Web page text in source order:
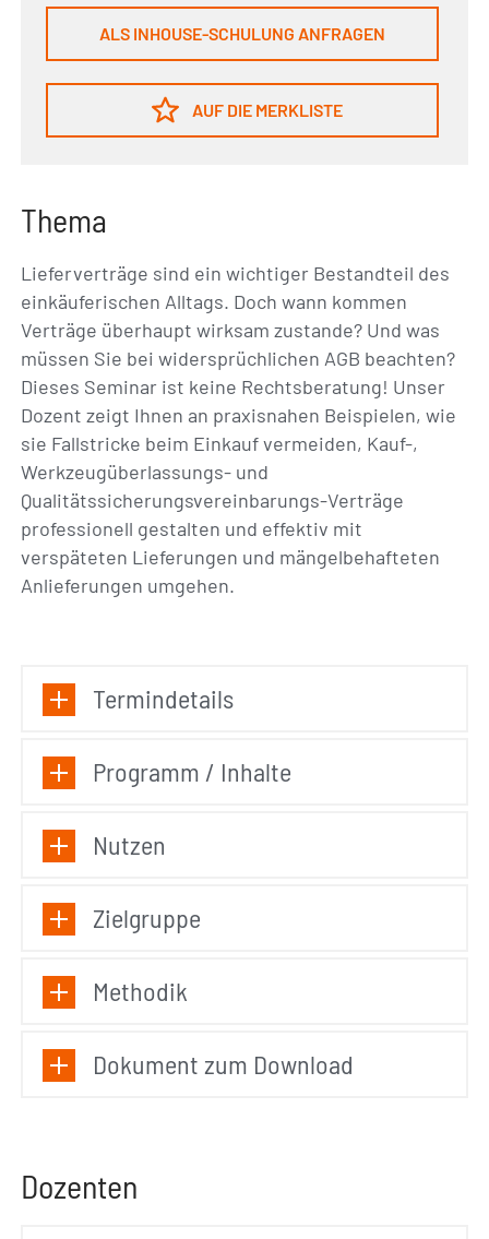
ALS INHOUSE-SCHULUNG ANFRAGEN
AUF DIE MERKLISTE
Thema
Lieferverträge sind ein wichtiger Bestandteil des
einkäuferischen Alltags. Doch wann kommen
Verträge überhaupt wirksam zustande? Und was
müssen Sie bei widersprüchlichen AGB beachten?
Dieses Seminar ist keine Rechtsberatung! Unser
Dozent zeigt Ihnen an praxisnahen Beispielen, wie
sie Fallstricke beim Einkauf vermeiden, Kauf-,
Werkzeugüberlassungs- und
Qualitätssicherungsvereinbarungs-Verträge
professionell gestalten und effektiv mit
verspäteten Lieferungen und mängelbehafteten
Anlieferungen umgehen.
Termindetails
Programm / Inhalte
Nutzen
Zielgruppe
Methodik
Dokument zum Download
Dozenten